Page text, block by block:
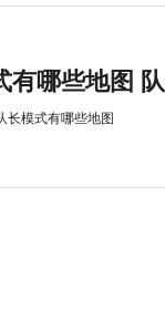
有哪些地图
长模式有哪些地图